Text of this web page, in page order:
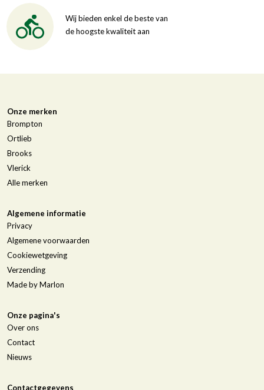
Wij bieden enkel de beste van
de hoogste kwaliteit aan
Onze merken
Brompton
Ortlieb
Brooks
Vlerick
Alle merken
Algemene informatie
Privacy
Algemene voorwaarden
Cookiewetgeving
Verzending
Made by Marlon
Onze pagina's
Over ons
Contact
Nieuws
Contactgegevens